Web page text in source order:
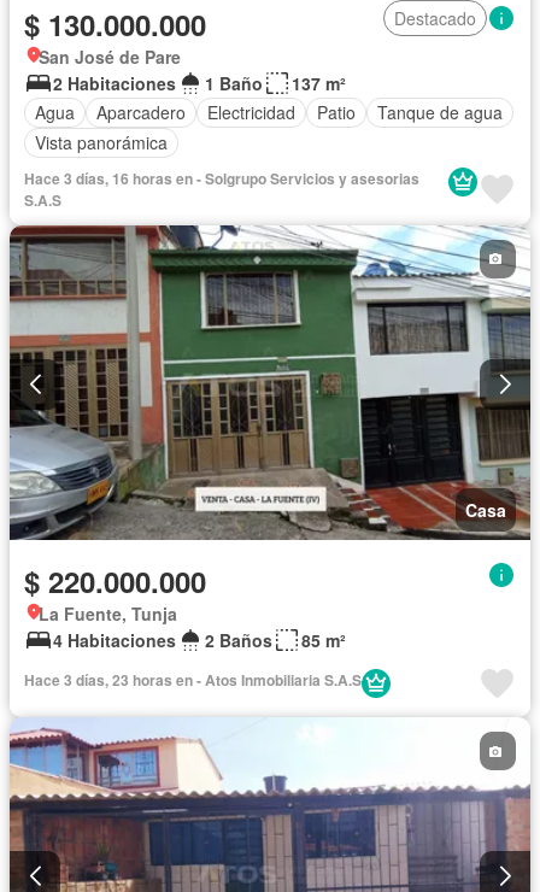
$ 130.000.000
Destacado
San José de Pare
2 Habitaciones
1 Baño
137 m²
Agua
Aparcadero Electricidad Patio
Tanque de agua
Vista panorámica
Hace 3 días, 16 horas en - Solgrupo Servicios y asesorias
S.A.S
Casa
$ 220.000.000
La Fuente, Tunja
4 Habitaciones
2 Baños 85 m²
Hace 3 días, 23 horas en - Atos Inmobiliaria S.A.S